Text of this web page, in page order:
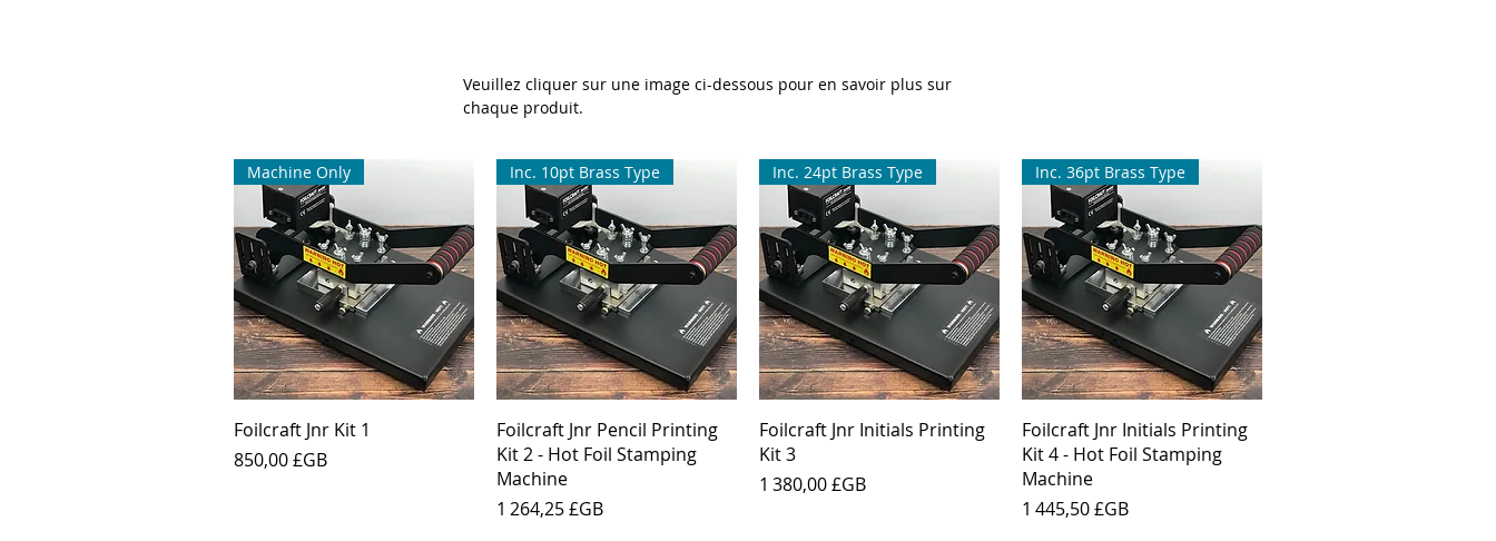
Veuillez cliquer sur une image ci-dessous pour en savoir plus sur
chaque produit.
Aperçu rapide
Machine Only
Foilcraft Jnr Kit 1
Prix
850,00 £GB
Aperçu rapide
Inc. 10pt Brass Type
Foilcraft Jnr Pencil Printing
Kit 2 - Hot Foil Stamping
Machine
Prix
1 264,25 £GB
Aperçu rapide
Inc. 24pt Brass Type
Foilcraft Jnr Initials Printing
Kit 3
Prix
1 380,00 £GB
Aperçu rapide
Inc. 36pt Brass Type
Foilcraft Jnr Initials Printing
Kit 4 - Hot Foil Stamping
Machine
Prix
1 445,50 £GB